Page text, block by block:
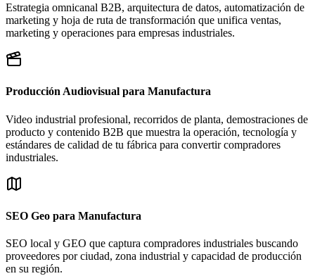
Estrategia omnicanal B2B, arquitectura de datos, automatización de
marketing y hoja de ruta de transformación que unifica ventas,
marketing y operaciones para empresas industriales.
Producción Audiovisual para Manufactura
Video industrial profesional, recorridos de planta, demostraciones de
producto y contenido B2B que muestra la operación, tecnología y
estándares de calidad de tu fábrica para convertir compradores
industriales.
SEO Geo para Manufactura
SEO local y GEO que captura compradores industriales buscando
proveedores por ciudad, zona industrial y capacidad de producción
en su región.